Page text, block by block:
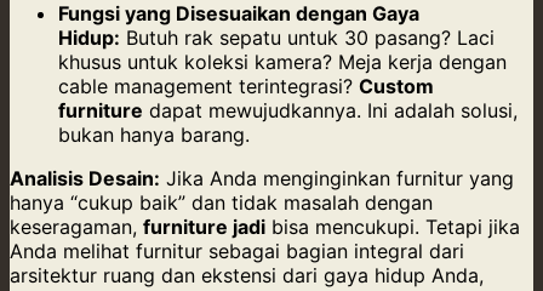
Fungsi yang Disesuaikan dengan Gaya
Hidup: Butuh rak sepatu untuk 30 pasang? Laci
khusus untuk koleksi kamera? Meja kerja dengan
cable management terintegrasi? Custom
furniture dapat mewujudkannya. Ini adalah solusi,
bukan hanya barang.
Analisis Desain: Jika Anda menginginkan furnitur yang
hanya “cukup baik” dan tidak masalah dengan
keseragaman, furniture jadi bisa mencukupi. Tetapi jika
Anda melihat furnitur sebagai bagian integral dari
arsitektur ruang dan ekstensi dari gaya hidup Anda,